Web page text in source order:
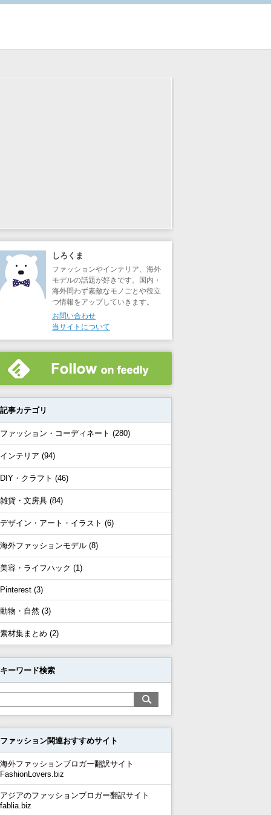
しろくま
ファッションやインテリア、海外
モデルの話題が好きです。国内・
海外問わず素敵なモノごとや役立
つ情報をアップしていきます。
お問い合わせ
当サイトについて
記事カテゴリ
ファッション・コーディネート (280)
インテリア (94)
DIY・クラフト (46)
雑貨・文房具 (84)
デザイン・アート・イラスト (6)
海外ファッションモデル (8)
美容・ライフハック (1)
Pinterest (3)
動物・自然 (3)
素材集まとめ (2)
キーワード検索
ファッション関連おすすめサイト
海外ファッションブロガー翻訳サイト
FashionLovers.biz
アジアのファッションブロガー翻訳サイト
fablia.biz